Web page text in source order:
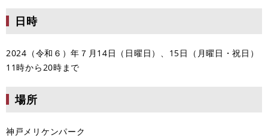
日時
2024（令和６）年７月14日（日曜日）、15日（月曜日・祝日）
11時から20時まで
場所
神戸メリケンパーク